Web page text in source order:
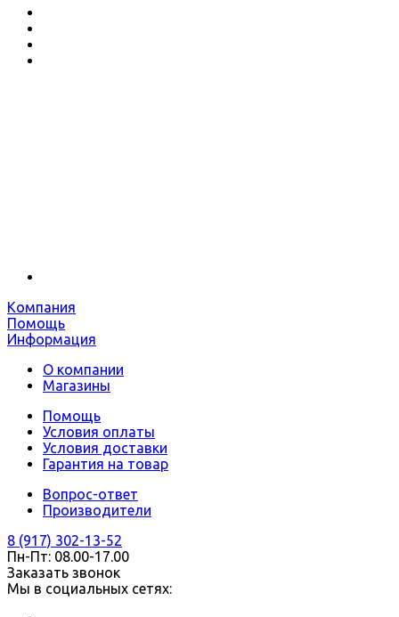
Компания
Помощь
Информация
О компании
Магазины
Помощь
Условия оплаты
Условия доставки
Гарантия на товар
Вопрос-ответ
Производители
8 (917) 302-13-52
Пн-Пт: 08.00-17.00
Заказать звонок
Мы в социальных сетях: